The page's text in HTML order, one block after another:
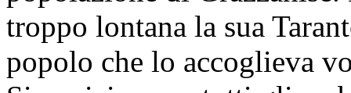
troppo lontana la sua
popolo che lo accoglieva